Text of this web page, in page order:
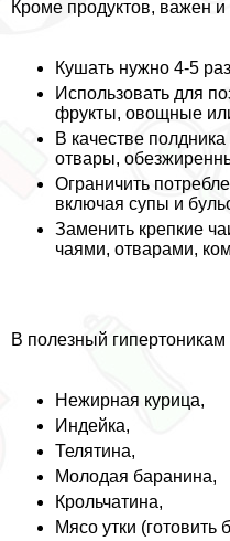
Кроме продуктов, важен
Кушать нужно 4-5
Использовать для
фрукты, овощные
В качестве
отвары,
Ограничить
включая супы и
Заменить крепкие
чаями, отварами,
В полезный гипертоникам
Нежирная курица,
Индейка,
Телятина,
Молодая бapaнина,
Крольчатина,
Мясо утки (готовить